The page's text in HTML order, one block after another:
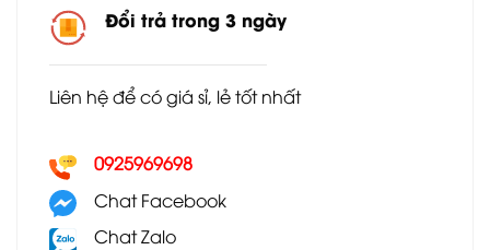
Đổi trả trong 3 ngày
Liên hệ để có giá sỉ, lẻ tốt nhất
0925969698
Chat Facebook
Chat Zalo